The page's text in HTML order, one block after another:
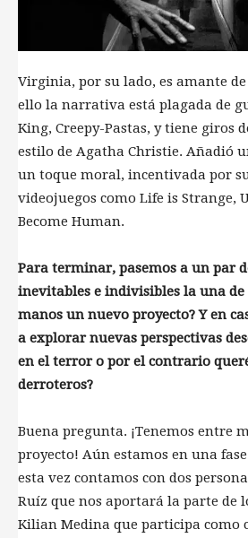
Virginia, por su lado, es amante
ello la narrativa está plagada de
King, Creepy-Pastas, y tiene giros
estilo de Agatha Christie. Añadió
un toque moral, incentivada por
videojuegos como Life is Strange,
Become Human.
Para terminar, pasemos a un par
inevitables e indivisibles la una
manos un nuevo proyecto? Y en
a explorar nuevas perspectivas
en el terror o por el contrario
derroteros?
Buena pregunta. ¡Tenemos entre
proyecto! Aún estamos en una
esta vez contamos con dos
Ruíz que nos aportará la parte de
Kilian Medina que participa como